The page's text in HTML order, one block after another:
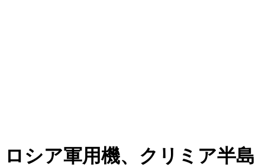
ロシア軍用機、クリミア半島